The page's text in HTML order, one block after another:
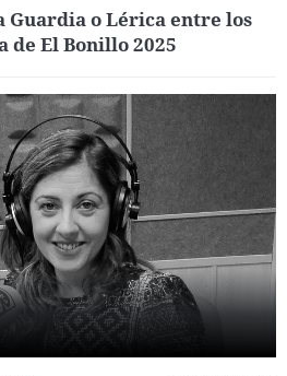
Guardia o Lérica entre los
de El Bonillo 2025